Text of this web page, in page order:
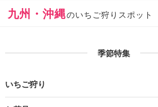
九州・沖縄のいちご狩りスポット
季節特集
いちご狩り